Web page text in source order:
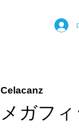
Celacanz
メガフ